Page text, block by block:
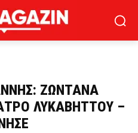
ΖΩΝΤΑΝΑ
ΛΥΚΑΒΗΤΤΟΥ –